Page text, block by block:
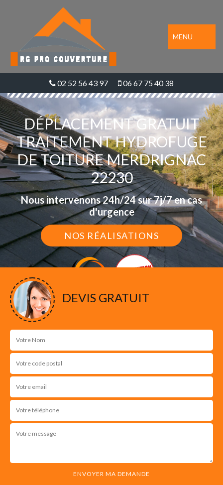
MENU
02 52 56 43 97 06 67 75 40 38
DÉPLACEMENT GRATUIT
TRAITEMENT HYDROFUGE
DE TOITURE MERDRIGNAC
22230
Nous intervenons 24h/24 sur 7j/7 en cas
d'urgence
NOS RÉALISATIONS
DEVIS GRATUIT